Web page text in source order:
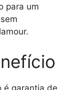
para um
é garantia de